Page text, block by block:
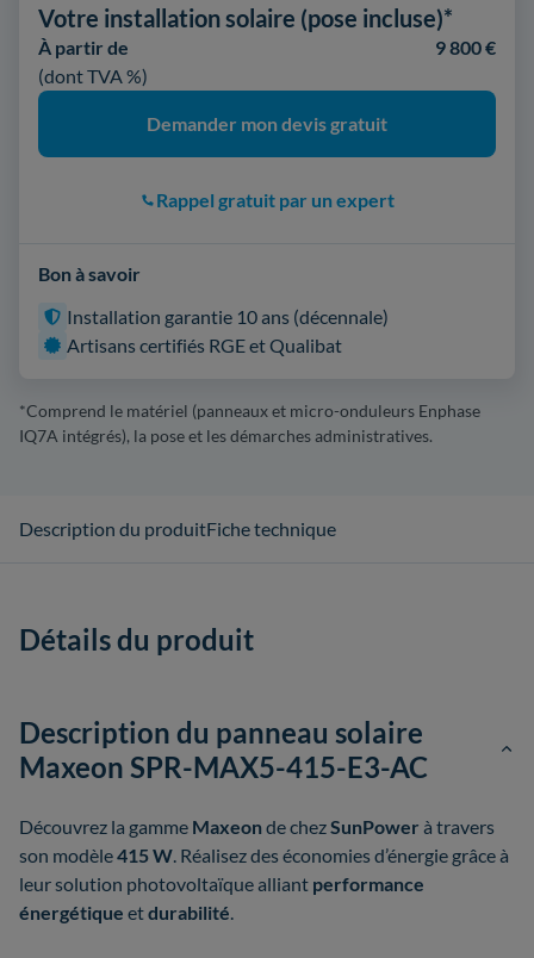
Votre installation solaire (pose incluse)*
À partir de
(dont TVA %)
9 800 €
Demander mon devis gratuit
Rappel gratuit par un expert
Bon à savoir
Installation garantie 10 ans (décennale)
Artisans certifiés RGE et Qualibat
*Comprend le matériel (panneaux et micro-onduleurs Enphase
IQ7A intégrés), la pose et les démarches administratives.
Description du produitFiche technique
Détails du produit
Description du panneau solaire
Maxeon SPR-MAX5-415-E3-AC
Découvrez la gamme Maxeonde chezSunPower à travers
son modèle415 W. Réalisez des économies d’énergie grâce à
leur solution photovoltaïque alliant performance
énergétique etdurabilité.